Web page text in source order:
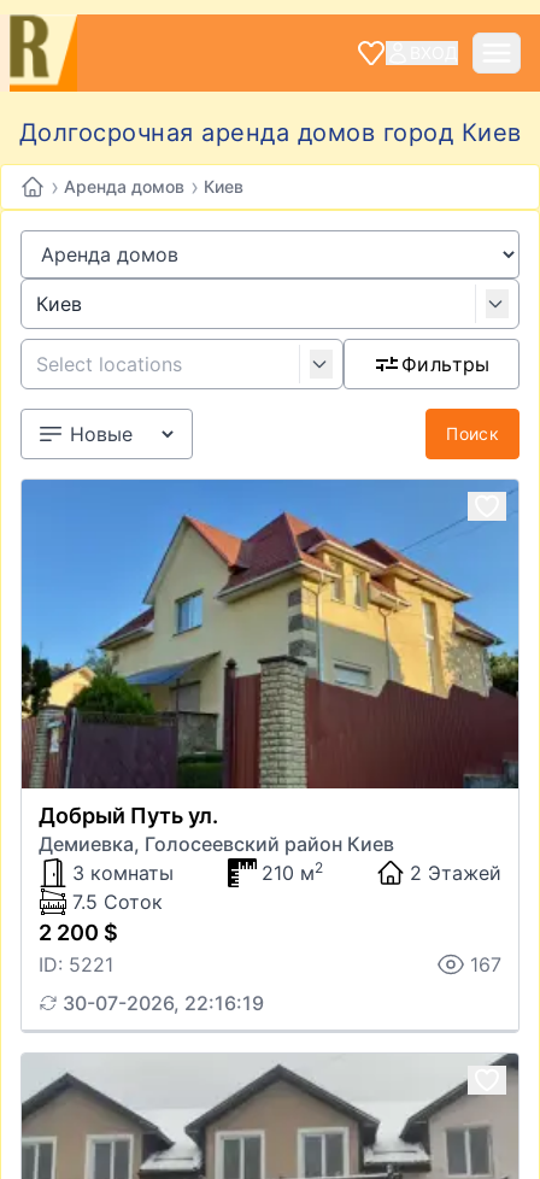
Долгосрочная аренда домов город Киев
› Аренда домов › Киев
Фильтры
Поиск
Добрый Путь ул.
Демиевка, Голосеевский район Киев
3 комнаты
210 м2
2 Этажей
7.5 Соток
2 200 $
ID: 5221
167
30-07-2026, 22:16:19